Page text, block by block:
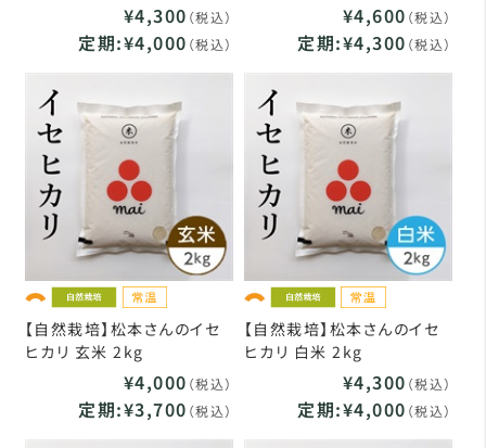
¥4,300 （税込）
定期:¥4,000 （税込）
¥4,600 （税込）
定期:¥4,300 （税込）
【自然栽培】松本さんのイセ
ヒカリ 玄米 2kg
¥4,000 （税込）
定期:¥3,700 （税込）
【自然栽培】松本さんのイセ
ヒカリ 白米 2kg
¥4,300 （税込）
定期:¥4,000 （税込）